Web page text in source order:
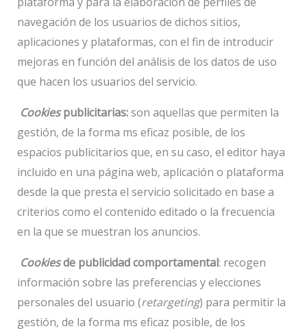
navegación de los usuarios de dichos sitios,
aplicaciones y plataformas, con el fin de introducir
mejoras en función del análisis de los datos de uso
que hacen los usuarios del servicio.
Cookiespublicitarias:son aquellas que permiten la
gestión, de la forma ms eficaz posible, de los
espacios publicitarios que, en su caso, el editor haya
incluido en una página web, aplicación o plataforma
desde la que presta el servicio solicitado en base a
criterios como el contenido editado o la frecuencia
en la que se muestran los anuncios.
Cookiesde publicidad comportamental: recogen
información sobre las preferencias y elecciones
personales del usuario (retargeting) para permitir la
gestión, de la forma ms eficaz posible, de los